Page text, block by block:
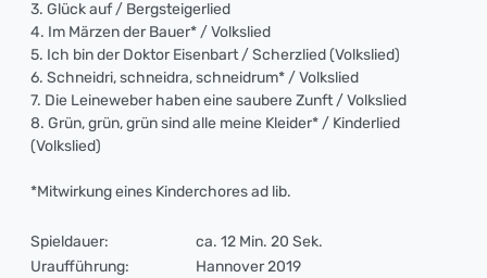
3. Glück auf / Bergsteigerlied
4. Im Märzen der Bauer* / Volkslied
5. Ich bin der Doktor Eisenbart / Scherzlied (Volkslied)
6. Schneidri, schneidra, schneidrum* / Volkslied
7. Die Leineweber haben eine saubere Zunft / Volkslied
8. Grün, grün, grün sind alle meine Kleider* / Kinderlied
(Volkslied)
*Mitwirkung eines Kinderchores ad lib.
Spieldauer:
ca. 12 Min. 20 Sek.
Uraufführung:
Hannover 2019